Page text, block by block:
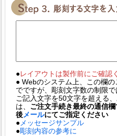
●レイアウトは製作前にご確認
● Webのシステム上、この欄
でですが、彫刻文字数の制限で
ご記入文字を50文字を超える
は、 ご注文手続き最終の通信
後メールにてご指定ください
●メッセージサンプル
●彫刻内容の参考に